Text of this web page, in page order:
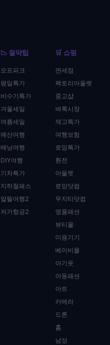
📉 절약팁
오프피크
평일특가
비수기특가
겨울세일
여름세일
예산여행
배낭여행
DIY여행
기차특가
지하철패스
알뜰여행2
저가항공2
🛒 쇼핑
면세점
팩토리아울렛
중고샵
벼룩시장
재고특가
여행보험
로밍특가
환전
아울렛
로망닷컴
무지티닷컴
명품패션
뷰티몰
미용기기
베이비몰
아기옷
아동패션
아트
카메라
드론
홈
남성